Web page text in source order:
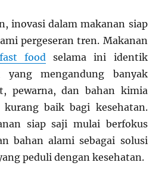
inovasi dalam makanan siap
pergeseran tren. Makanan
fast food selama ini identik
yang mengandung banyak
pewarna, dan bahan kimia
kurang baik bagi kesehatan.
siap saji mulai berfokus
bahan alami sebagai solusi
peduli dengan kesehatan.